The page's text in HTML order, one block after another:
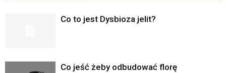
Co to jest Dysbioza jelit?
Co jeść żeby odbudować florę